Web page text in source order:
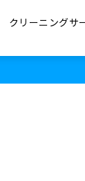
クリーニングサ